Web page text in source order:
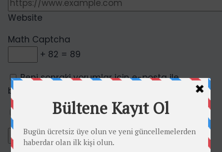
Website
Math Captcha
+ 82 = 89
Beni sonraki yorumlar için e-posta ile
bilgilendir.
Beni yeni yazılarda e-posta ile bilgilendir.